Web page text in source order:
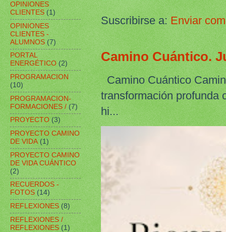
Suscribirse a:Enviar
Camino Cuántico.
Camino Cuántico
transformación profunda
hi...
OPINIONES
CLIENTES (1)
OPINIONES
CLIENTES -
ALUMNOS (7)
PORTAL
ENERGÉTICO (2)
PROGRAMACION
(10)
PROGRAMACION-
FORMACIONES / (7)
PROYECTO (3)
PROYECTO CAMINO
DE VIDA (1)
PROYECTO CAMINO
DE VIDA CUÁNTICO
(2)
RECUERDOS -
FOTOS (14)
REFLEXIONES (8)
REFLEXIONES /
REFLEXIONES (1)